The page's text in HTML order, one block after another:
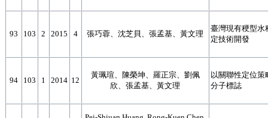
93 103 2 2015 4 張巧蓉、沈芝貝、張孟基、黃文理
臺灣現有稉型水
定技術開發
94 103 1 2014 12
黃珮瑄、陳榮坤、羅正宗、劉佩
欣、張孟基、黃文理
以關聯性定位
分子標誌